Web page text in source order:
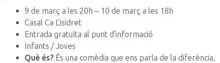
9 de març a les 20h – 10 de març a les 18h
Casal Ca L’isidret
Entrada gratuïta al punt d’informació
Infants / Joves
Què és? És una comèdia que ens parla de la diferència,